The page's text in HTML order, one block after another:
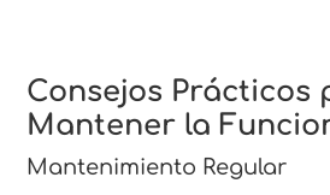
Consejos Prácticos
Mantener la
Mantenimiento Regular